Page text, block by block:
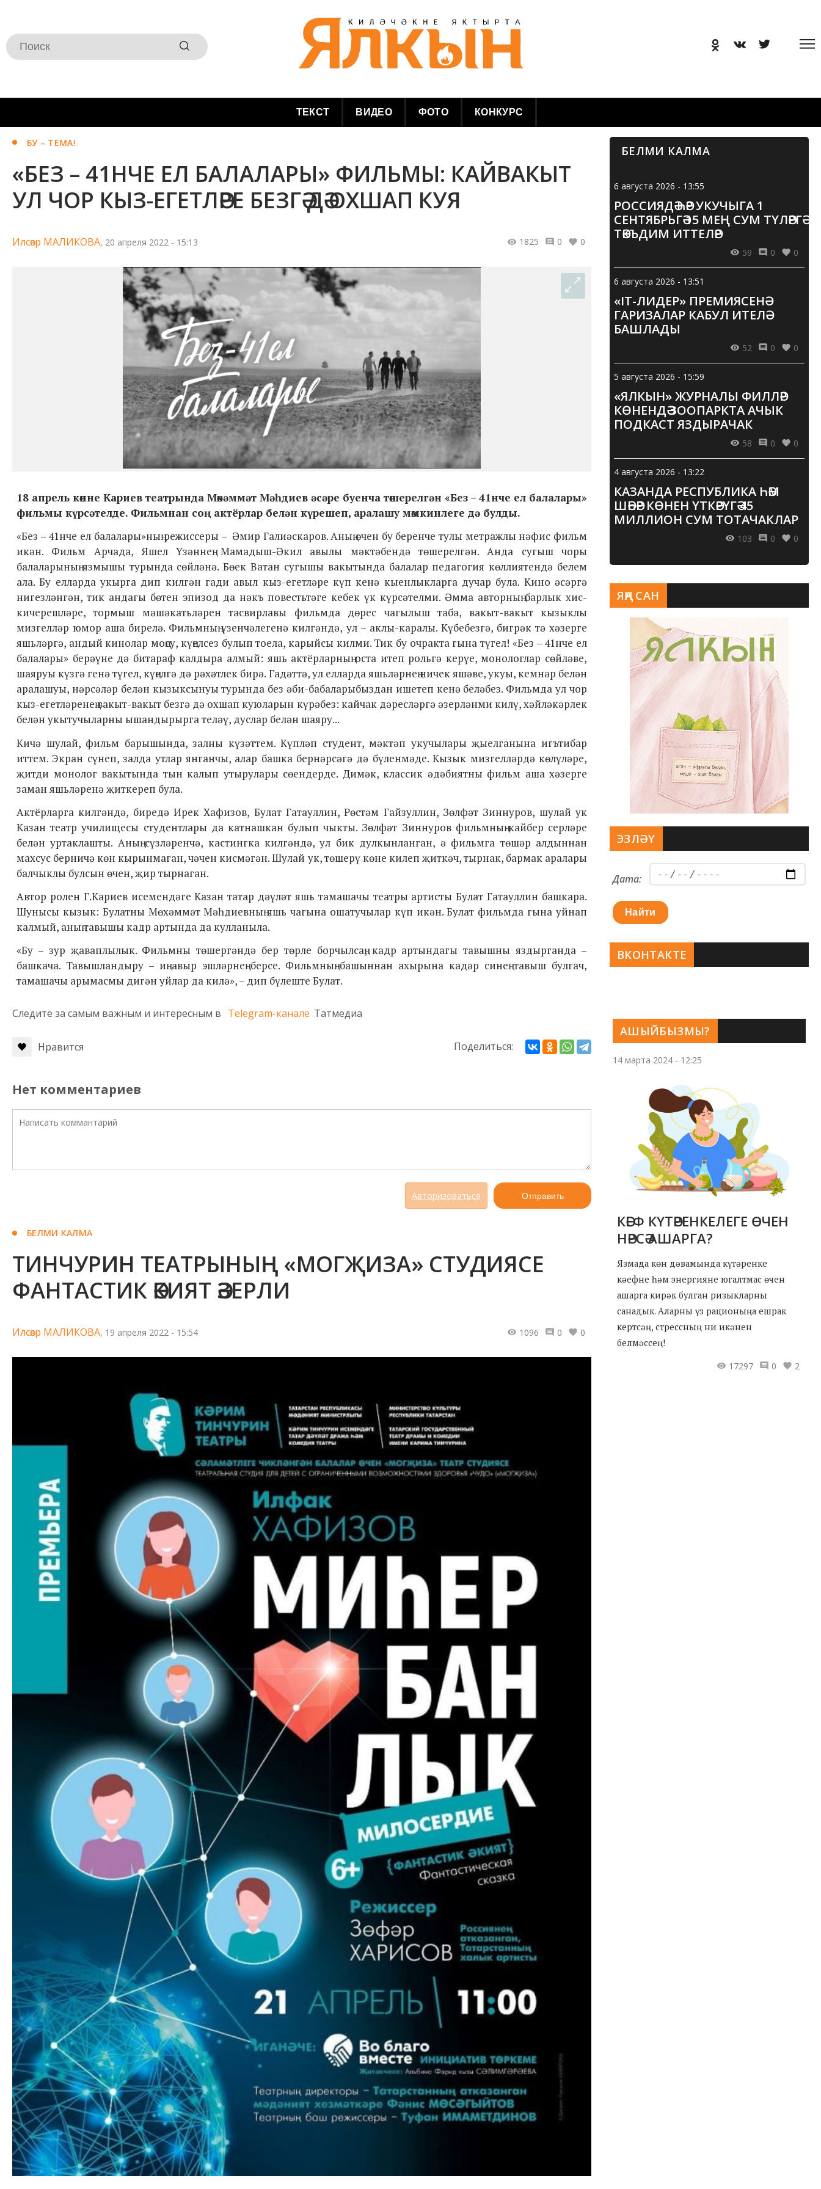
ТЕКСТ ВИДЕО ФОТО КОНКУРС
БУ – ТЕМА!
«БЕЗ – 41НЧЕ ЕЛ БАЛАЛАРЫ» ФИЛЬМЫ: КАЙВАКЫТ
УЛ ЧОР КЫЗ-ЕГЕТЛӘРЕ БЕЗГӘ ДӘ ОХШАП КУЯ
Илсөяр МАЛИКОВА, 20 апреля 2022 - 15:13 1825 0 0
18 апрель көнне Кариев театрында Мөхәммәт Мәһдиев әсәре буенча төшерелгән «Без – 41нче ел балалары»
фильмы күрсәтелде. Фильмнан соң актёрлар белән күрешеп, аралашу мөмкинлеге дә булды.
«Без – 41нче ел балалары»ның режиссеры – Әмир Галиәскаров. Аның өчен бу беренче тулы метражлы нәфис фильм
икән. Фильм Арчада, Яшел Үзәннең Мамадыш-Әкил авылы мәктәбендә төшерелгән.Анда сугыш чоры
балаларының язмышы турында сөйләнә. Бөек Ватан сугышы вакытында балалар педагогия көллиятендә белем
ала. Бу елларда укырга дип килгән гади авыл кыз-егетләре күп кенә кыенлыкларга дучар була. Кино әсәргә
нигезләнгән, тик андагы бөтен эпизод да нәкъ повестьтәге кебек үк күрсәтелми. Әмма авторның барлык хис-
кичерешләре,тормыш мәшәкатьләрен тасвирлавы фильмда дөрес чагылыш таба, вакыт-вакыт кызыклы
мизгелләр юмор аша бирелә. Фильмның үзенчәлегенә килгәндә, ул – аклы-каралы. Күбебезгә, бигрәк тә хәзерге
яшьләргә, андый кинолар моңсу, күңелсез булып тоела, карыйсы килми. Тик бу очракта гына түгел! «Без – 41нче ел
балалары» берәүне дә битараф калдыра алмый: яшь актёрларның оста итеп рольгә керүе, монологлар сөйләве,
шаяруы күзгә генә түгел, күңелгә дә рәхәтлек бирә. Гадәттә, ул елларда яшьләрнең ничек яшәве, укуы, кемнәр белән
аралашуы, нәрсәләр белән кызыксынуы турында без әби-бабаларыбыздан ишетеп кенә беләбез. Фильмда ул чор
кыз-егетләренең вакыт-вакыт безгә дә охшап куюларын күрәбез: кайчак дәресләргә әзерләнми килү, хәйләкәрлек
белән укытучыларны ышандырырга теләү, дуслар белән шаяру...
Кичә шулай, фильм барышында, залны күзәттем. Күпләп студент, мәктәп укучылары җыелганына игътибар
иттем. Экран сүнеп, залда утлар янганчы, алар башка бернәрсәгә дә бүленмәде. Кызык мизгелләрдә көлүләре,
җитди монолог вакытында тын калып утырулары сөендерде. Димәк, классик әдәбиятны фильм аша хәзерге
заман яшьләренә җиткереп була.
Актёрларга килгәндә, биредә Ирек Хафизов, Булат Гатауллин, Рөстәм Гайзуллин, Зөлфәт Зиннуров, шулай ук
Казан театр училищесы студентлары да катнашкан булып чыкты. Зөлфәт Зиннуров фильмның кайбер серләре
белән уртаклашты. Аның сүзләренчә, кастингка килгәндә, ул бик дулкынланган, ә фильмга төшәр алдыннан
махсус берничә көн кырынмаган, чәчен кисмәгән. Шулай ук, төшерү көне килеп җиткәч, тырнак, бармак аралары
балчыклы булсын өчен, җир тырнаган.
Автор ролен Г.Кариев исемендәге Казан татар дәүләт яшь тамашачы театры артисты Булат Гатауллин башкара.
Шунысы кызык: Булатны Мөхәммәт Мәһдиевның яшь чагына ошатучылар күп икән. Булат фильмда гына уйнап
калмый, аның тавышы кадр артында да кулланыла.
«Бу – зур җаваплылык. Фильмны төшергәндә бер төрле борчылсаң, кадр артындагы тавышны яздырганда –
башкача. Тавышландыру – иң авыр эшләрнең берсе. Фильмның башыннан ахырына кадәр синең тавыш булгач,
тамашачы арымасмы дигән уйлар да килә», – дип бүлеште Булат.
Следите за самым важным и интересным в Telegram-канале Татмедиа
Нравится Поделиться:
Нет комментариев
Авторизоваться Отправить
БЕЛМИ КАЛМА
ТИНЧУРИН ТЕАТРЫНЫҢ «МОГҖИЗА» СТУДИЯСЕ
ФАНТАСТИК ӘКИЯТ ӘЗЕРЛИ
Илсөяр МАЛИКОВА, 19 апреля 2022 - 15:54 1096 0 0
БЕЛМИ КАЛМА
6 августа 2026 - 13:55
РОССИЯДӘ ҺӘР УКУЧЫГА 1
СЕНТЯБРЬГӘ 15 МЕҢ СУМ ТҮЛӘРГӘ
ТӘКЪДИМ ИТТЕЛӘР
59 0 0
6 августа 2026 - 13:51
«IT-ЛИДЕР» ПРЕМИЯСЕНӘ
ГАРИЗАЛАР КАБУЛ ИТЕЛӘ
БАШЛАДЫ
52 0 0
5 августа 2026 - 15:59
«ЯЛКЫН» ЖУРНАЛЫ ФИЛЛӘР
КӨНЕНДӘ ЗООПАРКТА АЧЫК
ПОДКАСТ ЯЗДЫРАЧАК
58 0 0
4 августа 2026 - 13:22
КАЗАНДА РЕСПУБЛИКА ҺӘМ
ШӘҺӘР КӨНЕН ҮТКӘРҮГӘ 45
МИЛЛИОН СУМ ТОТАЧАКЛАР
103 0 0
АШЫЙБЫЗМЫ?
14 марта 2024 - 12:25
КӘЕФ КҮТӘРЕНКЕЛЕГЕ ӨЧЕН
НӘРСӘ АШАРГА?
Язмада көн дәвамында күтәренке
кәефне һәм энергияне югалтмас өчен
ашарга кирәк булган ризыкларны
санадык. Аларны үз рационыңа ешрак
кертсәң, стрессның ни икәнен
белмәссең!
17297
0 2
ЯҢА САН
ЭЗЛӘҮ
Дата:
Найти
ВКОНТАКТЕ